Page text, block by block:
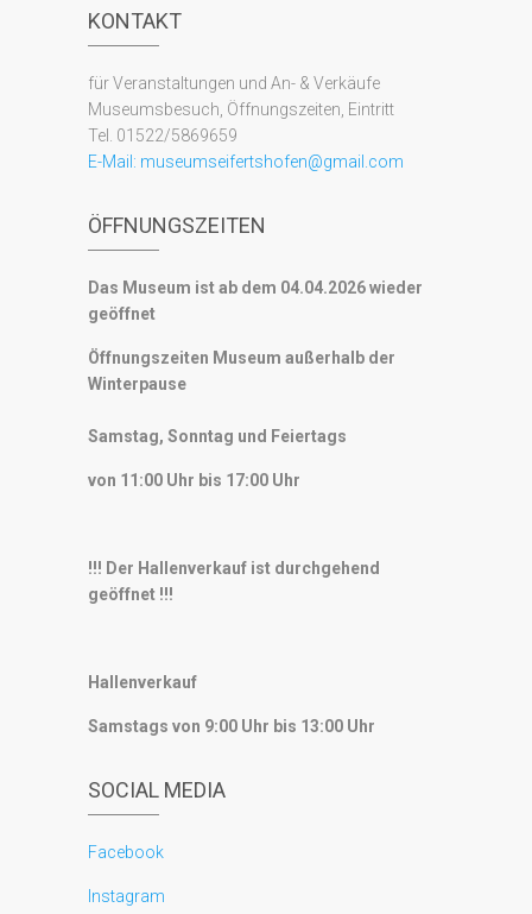
KONTAKT
für Veranstaltungen und An- & Verkäufe
Museumsbesuch, Öffnungszeiten, Eintritt
Tel. 01522/5869659
E-Mail: museumseifertshofen@gmail.com
ÖFFNUNGSZEITEN
Das Museum ist ab dem 04.04.2026 wieder
geöffnet
Öffnungszeiten Museum außerhalb der
Winterpause
Samstag, Sonntag und Feiertags
von 11:00 Uhr bis 17:00 Uhr
!!! Der Hallenverkauf ist durchgehend
geöffnet !!!
Hallenverkauf
Samstags von 9:00 Uhr bis 13:00 Uhr
SOCIAL MEDIA
Facebook
Instagram